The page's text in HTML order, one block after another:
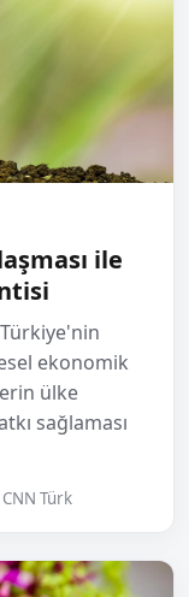
ile
ekonomik
ülke
sağlaması
Türk